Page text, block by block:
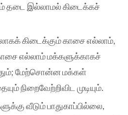
தடை இல்லாமல் கிடைக்கச்
கிடைக்கும் காசை எல்லாம்,
எல்லாம் மக்களுக்காகச்
மேற்சொன்ன மக்கள்
நிறைவேற்றிவிட முடியும்.
வீடும் பாதுகாப்பில்லை,